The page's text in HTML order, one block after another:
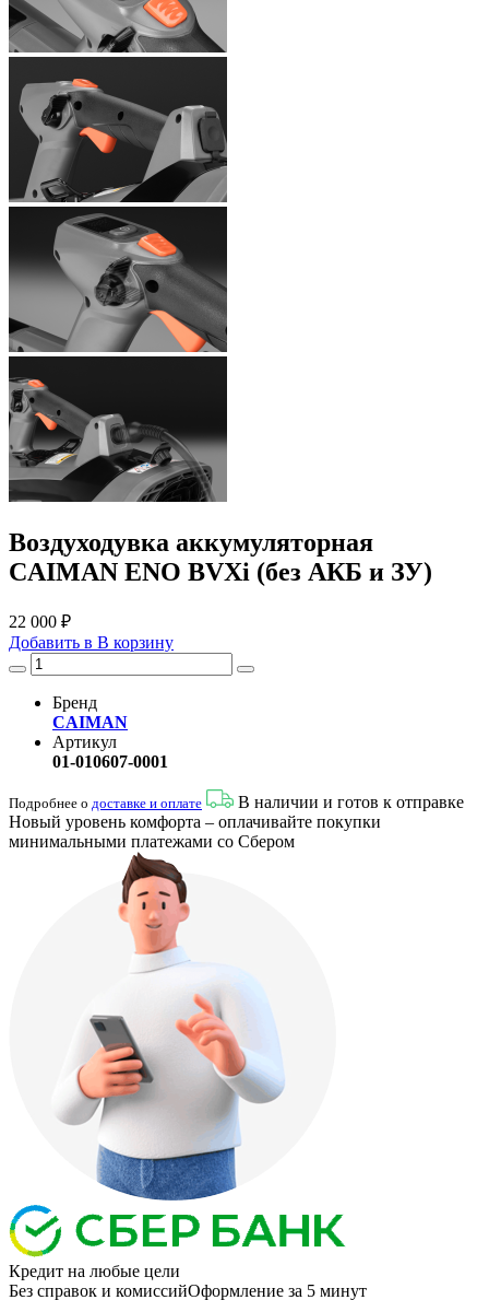
Воздуходувка аккумуляторная
CAIMAN ENO BVXi (без АКБ и ЗУ)
22 000 ₽
Добавить в В корзину
Бренд
CAIMAN
Артикул
01-010607-0001
Подробнее о доставке и оплате
В наличии и готов к отправке
Новый уровень комфорта – оплачивайте покупки
минимальными платежами со Сбером
Кредит на любые цели
Без справок и комиссийОформление за 5 минут